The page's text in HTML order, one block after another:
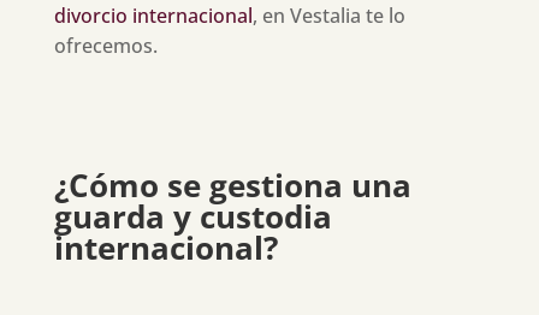
divorcio internacional, en Vestalia te lo
ofrecemos.
¿Cómo se gestiona una
guarda y custodia
internacional?